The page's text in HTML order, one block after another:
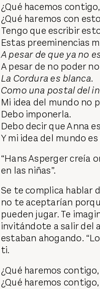
¿Qué hacemos
¿Qué haremos con
Tengo que escribir
Estas preeminencias
A pesar de que ya no
A pesar de no poder
La Cordura es blanca.
Como una postal del
Mi idea del mundo no
Debo imponerla.
Debo decir que Anna
Y mi idea del mundo
“Hans Asperger creía
en las niñas”.
Se te complica hablar
no te aceptarían
pueden jugar. Te
invitándote a salir del
estaban ahogando.
ti.
¿Qué haremos
¿Qué haremos